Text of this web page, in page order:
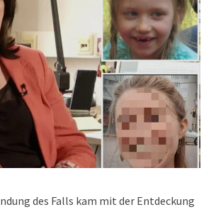
des Falls kam mit der Entdeckung